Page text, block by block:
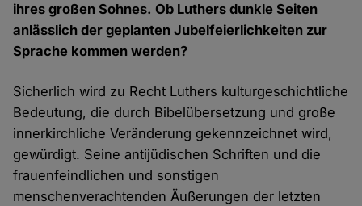
ihres großen Sohnes. Ob Luthers dunkle Seiten
anlässlich der geplanten Jubelfeierlichkeiten zur
Sprache kommen werden?
Sicherlich wird zu Recht Luthers kulturgeschichtliche
Bedeutung, die durch Bibelübersetzung und große
innerkirchliche Veränderung gekennzeichnet wird,
gewürdigt. Seine antijüdischen Schriften und die
frauenfeindlichen und sonstigen
menschenverachtenden Äußerungen der letzten